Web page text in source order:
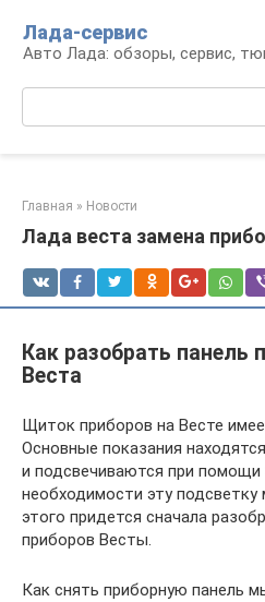
контенту
Лада-сервис
Авто Лада: обзоры, сервис,
Главная » Новости
Лада веста замена
Как разобрать панель
Веста
Щиток приборов на Весте
Основные показания
и подсвечиваются при помощи
необходимости эту
этого придется сначала
приборов Весты.
Как снять приборную панель